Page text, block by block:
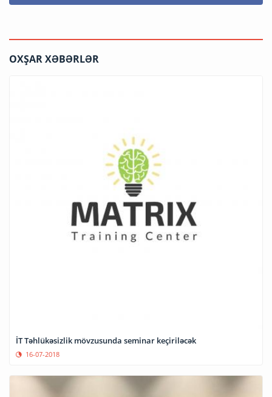
OXŞAR XƏBƏRLƏR
İT Təhlükəsizlik mövzusunda seminar keçiriləcək
16-07-2018